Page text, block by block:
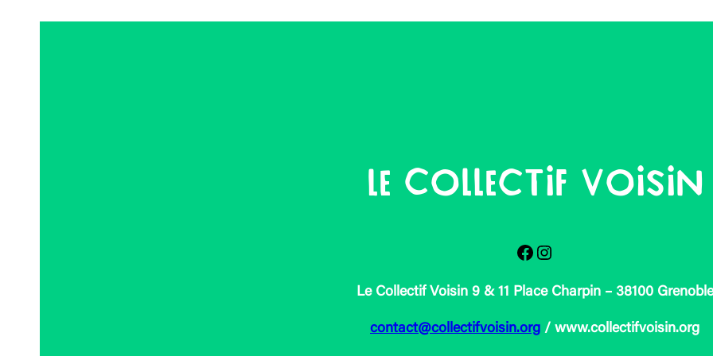
Le Collectif Voisin
Facebook
Instagram
Le Collectif Voisin 9 & 11 Place Charpin – 38100 Grenoble
contact@collectifvoisin.org / www.collectifvoisin.org